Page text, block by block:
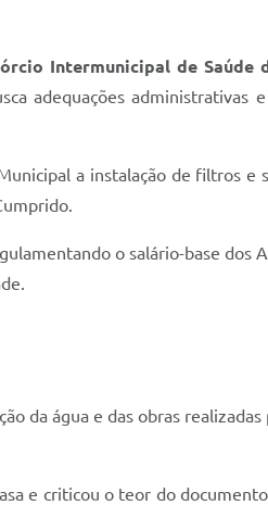
Intermunicipal de Saúde
adequações administrativas
a instalação de filtros e
o salário-base dos
da água e das obras realizadas
e criticou o teor do